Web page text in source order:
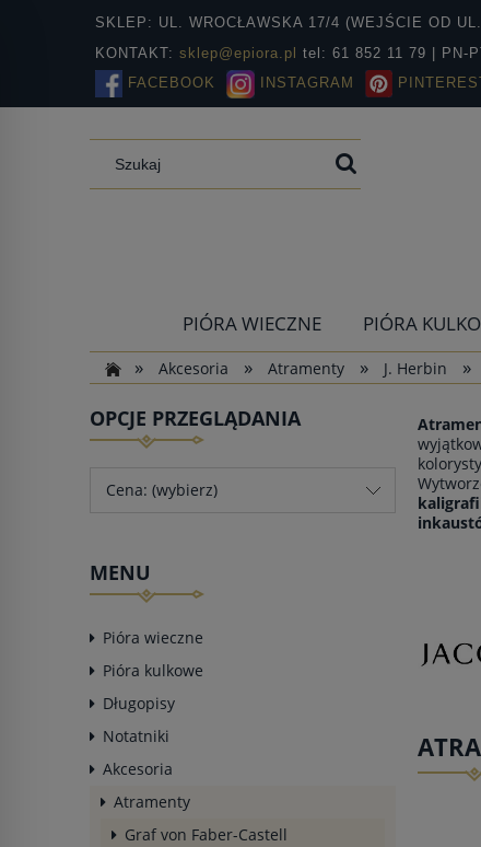
SKLEP: UL. WROCŁAWSKA 17/4 (WEJŚCIE OD
KONTAKT: sklep@epiora.pl
tel: 61 852 11 79 | PN-
FACEBOOK
INSTAGRAM PINTEREST
PIÓRA WIECZNE PIÓRA
»
Akcesoria » Atramenty » J. Herbin »
OPCJE PRZEGLĄDANIA
Cena: (wybierz)
MENU
Pióra wieczne
Pióra kulkowe
Długopisy
Notatniki
Akcesoria
Atramenty
Graf von Faber-Castell